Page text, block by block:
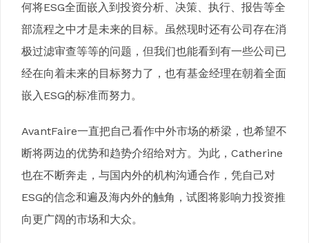
何将ESG全面嵌入到投资分析、决策、执行、报告等全
部流程之中才是未来的目标。虽然现时还有公司存在消
极过滤审查等等的问题，但我们也能看到有一些公司已
经在向着未来的目标努力了，也有基金经理在朝着全面
嵌入ESG的标准而努力。
AvantFaire一直把自己看作中外市场的桥梁，也希望不
断将两边的优势和趋势介绍给对方。为此，Catherine
也在不断奔走，与国内外的机构沟通合作，凭自己对
ESG的信念和遍及海内外的触角，试图将影响力投资推
向更广阔的市场和大众。